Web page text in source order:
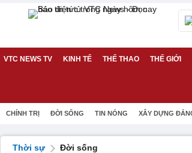
VTC NEWS TV KINH TẾ THỂ THAO THẾ GIỚI
CHÍNH TRỊ ĐỜI SỐNG TIN NÓNG XÂY DỰNG
Thời sự Đời sống